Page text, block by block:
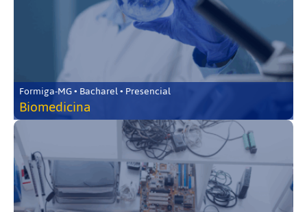
Formiga-MG • Bacharel • Presencial
Biomedicina